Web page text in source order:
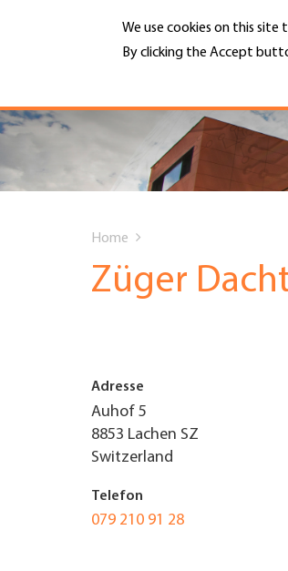
We use cookies on this site
By clicking the Accept
Hauptnavigation
PORTRAIT
DIENSTLEISTUNGEN
JOBS & KARRIERE
UNTERNEHMEN FINDEN
FACHZEITSCHRIFT
MENU
are
Home
Züger
Adresse
Auhof 5
8853 Lachen SZ
Switzerland
Telefon
079 210 91 28